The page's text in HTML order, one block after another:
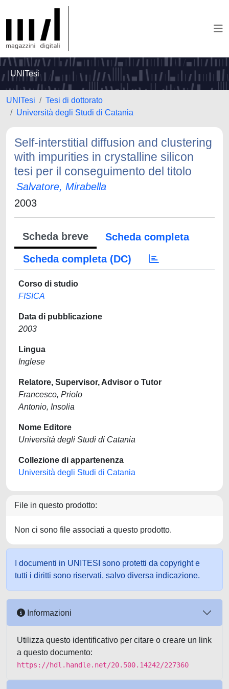
UNITesi
UNITesi
Tesi di dottorato
Università degli Studi di Catania
Self-interstitial diffusion and clustering
with impurities in crystalline silicon
tesi per il conseguimento del titolo
Salvatore, Mirabella
2003
Scheda breve
Scheda completa
Scheda completa (DC)
Corso di studio
FISICA
Data di pubblicazione
2003
Lingua
Inglese
Relatore, Supervisor, Advisor o Tutor
Francesco, Priolo
Antonio, Insolia
Nome Editore
Università degli Studi di Catania
Collezione di appartenenza
Università degli Studi di Catania
File in questo prodotto:
Non ci sono file associati a questo prodotto.
I documenti in UNITESI sono protetti da copyright e
tutti i diritti sono riservati, salvo diversa indicazione.
Informazioni
Utilizza questo identificativo per citare o creare un link
a questo documento:
https://hdl.handle.net/20.500.14242/227360